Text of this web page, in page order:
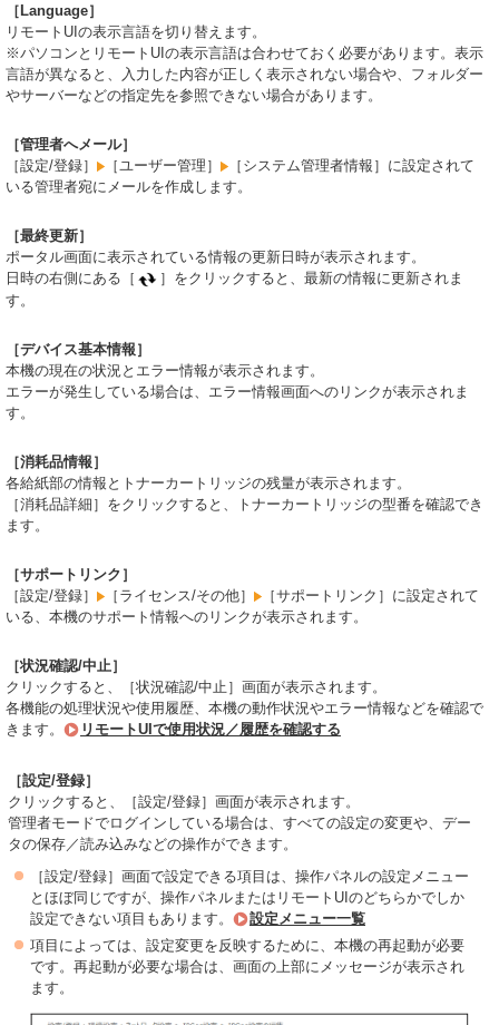
［Language］
リモートUIの表示言語を切り替えます。
※パソコンとリモートUIの表示言語は合わせておく必要があります。表示
言語が異なると、入力した内容が正しく表示されない場合や、フォルダー
やサーバーなどの指定先を参照できない場合があります。
［管理者へメール］
［設定/登録］
［ユーザー管理］
［システム管理者情報］に設定されて
いる管理者宛にメールを作成します。
［最終更新］
ポータル画面に表示されている情報の更新日時が表示されます。
日時の右側にある［
］をクリックすると、最新の情報に更新されま
す。
［デバイス基本情報］
本機の現在の状況とエラー情報が表示されます。
エラーが発生している場合は、エラー情報画面へのリンクが表示されま
す。
［消耗品情報］
各給紙部の情報とトナーカートリッジの残量が表示されます。
［消耗品詳細］をクリックすると、トナーカートリッジの型番を確認でき
ます。
［サポートリンク］
［設定/登録］
［ライセンス/その他］
［サポートリンク］に設定されて
いる、本機のサポート情報へのリンクが表示されます。
［状況確認/中止］
クリックすると、［状況確認/中止］画面が表示されます。
各機能の処理状況や使用履歴、本機の動作状況やエラー情報などを確認で
きます。
リモートUIで使用状況／履歴を確認する
［設定/登録］
クリックすると、［設定/登録］画面が表示されます。
管理者モードでログインしている場合は、すべての設定の変更や、デー
タの保存／読み込みなどの操作ができます。
［設定/登録］画面で設定できる項目は、操作パネルの設定メニュー
とほぼ同じですが、操作パネルまたはリモートUIのどちらかでしか
設定できない項目もあります。
設定メニュー一覧
項目によっては、設定変更を反映するために、本機の再起動が必要
です。再起動が必要な場合は、画面の上部にメッセージが表示され
ます。